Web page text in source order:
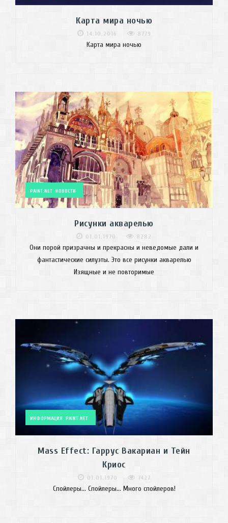
Карта мира ночью
14.10.2016 8779
Карта мира ночью
PAINT.NET НОВОСТИ
Рисунки акварелью
01.01.1970 8282
Они порой призрачны и прекрасны и неведомые дали и
фантастические силуэты. Это все рисунки акварелью
Изящные и не повторимые
ИНФОРМАЦИЯ PAINT.NET
Mass Effect: Гаррус Вакариан и Тейн
Криос
01.01.1970 7427
Спойлеры... Спойлеры... Много спойлеров!